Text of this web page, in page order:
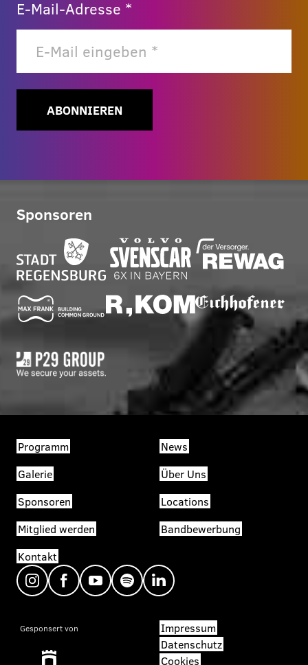
E-Mail-Adresse *
ABONNIEREN
Sponsoren
Programm
News
Galerie
Über Uns
Sponsoren
Locations
Mitglied werden
Bandbewerbung
Kontakt
Gesponsert von
Impressum
Datenschutz
Cookies